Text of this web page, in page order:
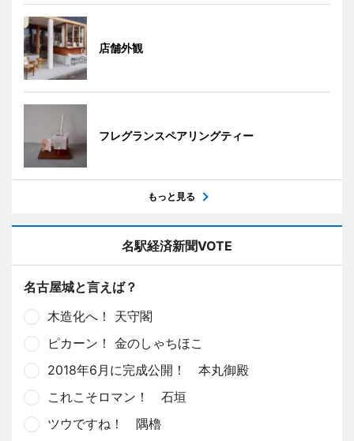
店舗外観
フレグランスペアリングティー
もっと見る
名駅経済新聞VOTE
名古屋城と言えば？
木造化へ！ 天守閣
ピカーン！ 金のしゃちほこ
2018年6月に完成公開！ 本丸御殿
これこそロマン！ 石垣
ツウですね！ 隅櫓